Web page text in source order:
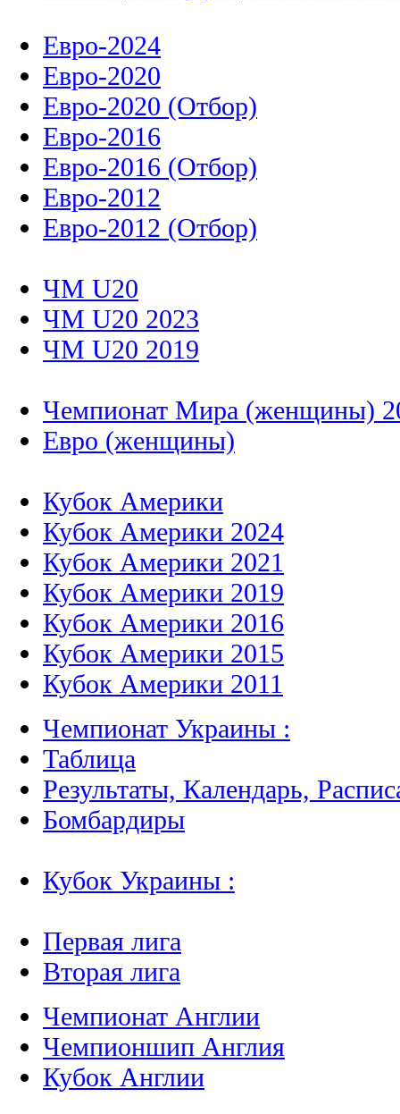
Евро-2024
Евро-2020
Евро-2020 (Отбор)
Евро-2016
Евро-2016 (Отбор)
Евро-2012
Евро-2012 (Отбор)
ЧМ U20
ЧМ U20 2023
ЧМ U20 2019
Чемпионат Мира (женщины)
Евро (женщины)
Кубок Америки
Кубок Америки 2024
Кубок Америки 2021
Кубок Америки 2019
Кубок Америки 2016
Кубок Америки 2015
Кубок Америки 2011
Чемпионат Украины :
Таблица
Результаты, Календарь,
Бомбардиры
Кубок Украины :
Первая лига
Вторая лига
Чемпионат Англии
Чемпионшип Англия
Кубок Англии